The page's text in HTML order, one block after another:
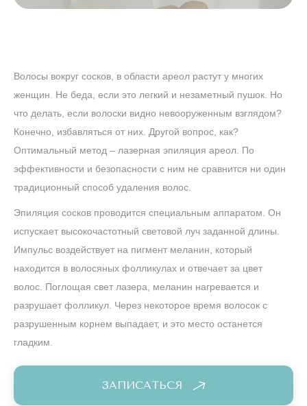
Волосы вокруг сосков, в области ареол растут у многих
женщин. Не беда, если это легкий и незаметный пушок. Но
что делать, если волоски видно невооруженным взглядом?
Конечно, избавляться от них. Другой вопрос, как?
Оптимальный метод – лазерная эпиляция ареол. По
эффективности и безопасности с ним не сравнится ни один
традиционный способ удаления волос.
Эпиляция сосков проводится специальным аппаратом. Он
испускает высокочастотный световой луч заданной длины.
Импульс воздействует на пигмент меланин, который
находится в волосяных фолликулах и отвечает за цвет
волос. Поглощая свет лазера, меланин нагревается и
разрушает фолликул. Через некоторое время волосок с
разрушенным корнем выпадает, и это место останется
гладким.
ЗАПИСАТЬСЯ